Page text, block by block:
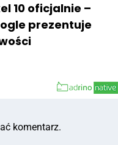
10 oficjalnie –
prezentuje
komentarz.